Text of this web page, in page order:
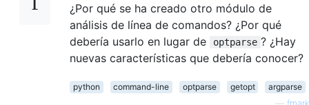
¿Por qué se ha creado otro módulo de
análisis de línea de comandos? ¿Por qué
debería usarlo en lugar de
optparse ? ¿Hay
nuevas características que debería conocer?
python command-line optparse getopt
argparse